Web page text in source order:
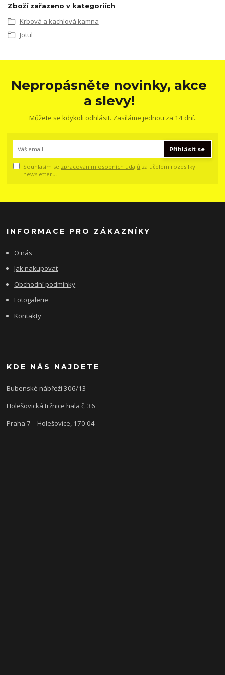
Zboží zařazeno v kategoriích
Krbová a kachlová kamna
Jotul
Nepropásněte novinky, akce
a slevy!
Můžete se kdykoli odhlásit. Zasíláme jednou za 14 dní.
Přihlásit se
Souhlasím se zpracováním osobních údajů za účelem rozesílky
newsletteru.
INFORMACE PRO ZÁKAZNÍKY
O nás
Jak nakupovat
Obchodní podmínky
Fotogalerie
Kontakty
KDE NÁS NAJDETE
Bubenské nábřeží 306/13
Holešovická tržnice hala č. 36
Praha 7 - Holešovice, 170 04